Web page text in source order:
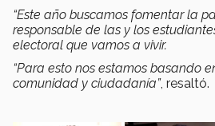
“Este año buscamos fomentar la
responsable de las y los
electoral que vamos a vivir.
“Para esto nos estamos basando
comunidad y ciudadanía”, resaltó.